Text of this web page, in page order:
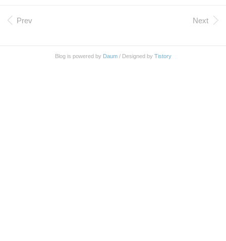
nts 동기화를 끊었는데 동기화가 덜 된 상태의 파일들
마 다음주 즈음에는 뭔가 해결 되지 않을까 기대 하
Prev Next
Blog is powered by Daum/ Designed by Tistory